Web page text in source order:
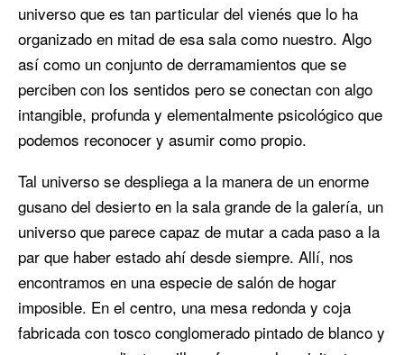
universo que es tan particular del vienés que lo ha
organizado en mitad de esa sala como nuestro. Algo
así como un conjunto de derramamientos que se
perciben con los sentidos pero se conectan con algo
intangible, profunda y elementalmente psicológico que
podemos reconocer y asumir como propio.
Tal universo se despliega a la manera de un enorme
gusano del desierto en la sala grande de la galería, un
universo que parece capaz de mutar a cada paso a la
par que haber estado ahí desde siempre. Allí, nos
encontramos en una especie de salón de hogar
imposible. En el centro, una mesa redonda y coja
fabricada con tosco conglomerado pintado de blanco y